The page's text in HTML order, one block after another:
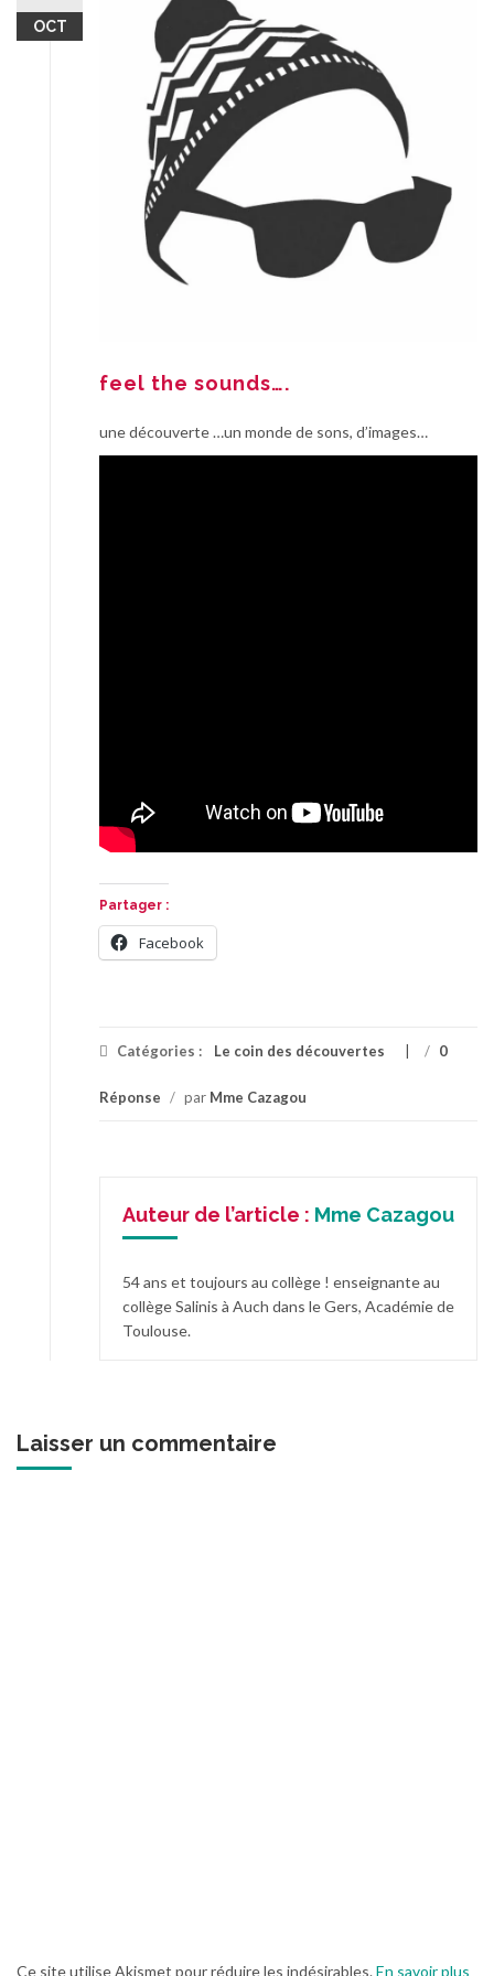
OCT
feel the sounds….
une découverte …un monde de sons, d’images…
Partager :
Facebook
Catégories : Le coin des découvertes / 0
Réponse / par Mme Cazagou
Auteur de l’article : Mme Cazagou
54 ans et toujours au collège ! enseignante au
collège Salinis à Auch dans le Gers, Académie de
Toulouse.
Laisser un commentaire
Ce site utilise Akismet pour réduire les indésirables.En savoir plus